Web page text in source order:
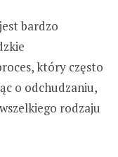
bardzo
który często
o odchudzaniu,
rodzaju